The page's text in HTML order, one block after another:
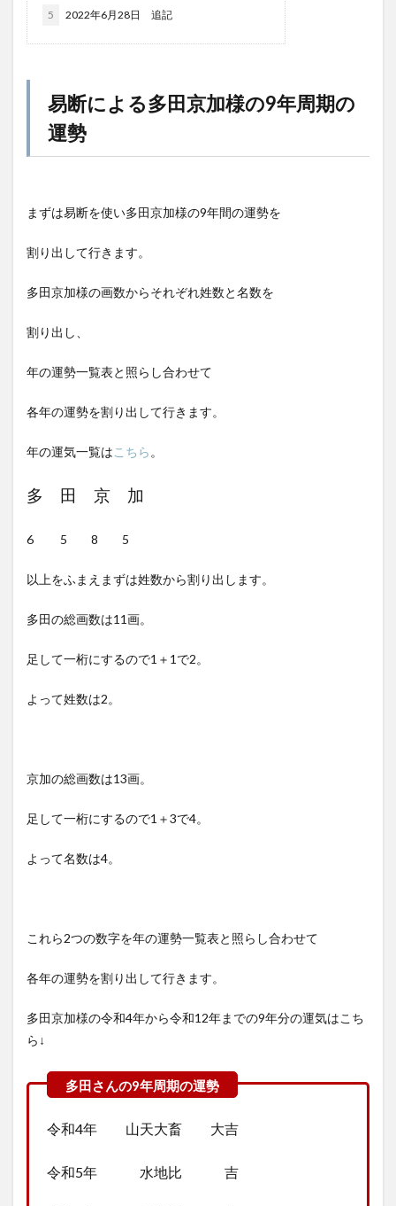
5 2022年6月28日 追記
易断による多田京加様の9年周期の
運勢
まずは易断を使い多田京加様の9年間の運勢を
割り出して行きます。
多田京加様の画数からそれぞれ姓数と名数を
割り出し、
年の運勢一覧表と照らし合わせて
各年の運勢を割り出して行きます。
年の運気一覧は こちら 。
多 田 京 加
6 5 8 5
以上をふまえまずは姓数から割り出します。
多田の総画数は11画。
足して一桁にするので1＋1で2。
よって姓数は2。
京加の総画数は13画。
足して一桁にするので1＋3で4。
よって名数は4。
これら2つの数字を年の運勢一覧表と照らし合わせて
各年の運勢を割り出して行きます。
多田京加様の令和4年から令和12年までの9年分の運気はこち
ら↓
令和4年 山天大畜 大吉
令和5年 水地比 吉